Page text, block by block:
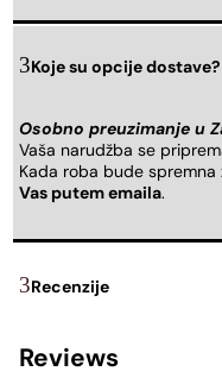
Koje su opcije dostave?
Osobno preuzimanje u
Vaša narudžba se
Kada roba bude spremna
Vas putem emaila.
Recenzije
Reviews